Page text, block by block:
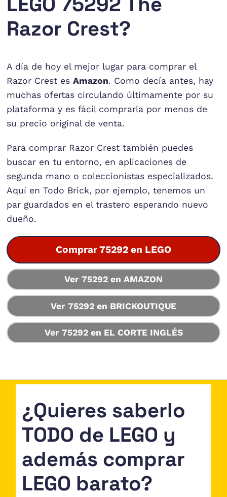
Razor Crest?
A día de hoy el mejor lugar para comprar el
Razor Crest esAmazon. Como decía antes, hay
muchas ofertas circulando últimamente por su
plataforma y es fácil comprarla por menos de
su precio original de venta.
Para comprar Razor Crest también puedes
buscar en tu entorno, en aplicaciones de
segunda mano o coleccionistas especializados.
Aquí en Todo Brick, por ejemplo, tenemos un
par guardados en el trastero esperando nuevo
dueño.
Comprar 75292 en LEGO
Ver 75292 en AMAZON
Ver 75292 en BRICKOUTIQUE
Ver 75292 en EL CORTE INGLÉS
¿Quieres saberlo
TODO de LEGO y
además comprar
LEGO barato?